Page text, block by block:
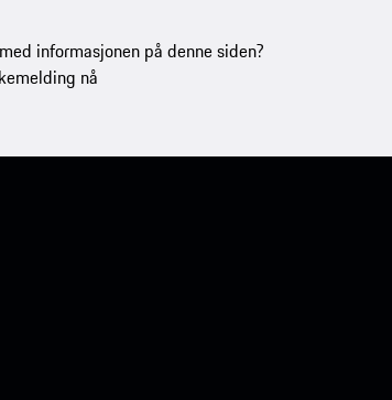
informasjonen på denne siden?
nå